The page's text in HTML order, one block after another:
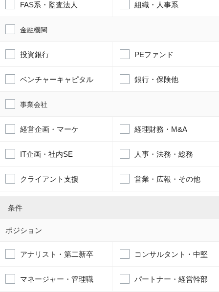
FAS系・監査法人 組織・人事系
金融機関
投資銀行 PEファンド
ベンチャーキャピタル 銀行・保険他
事業会社
経営企画・マーケ 経理財務・M&A
IT企画・社内SE 人事・法務・総務
クライアント支援 営業・広報・その他
条件
ポジション
アナリスト・第二新卒 コンサルタント・中堅
マネージャー・管理職 パートナー・経営幹部